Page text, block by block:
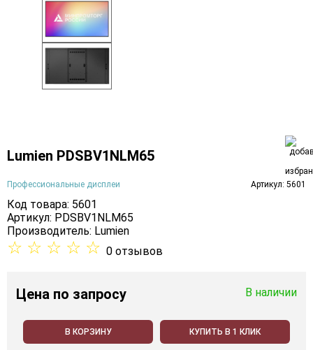
Lumien PDSBV1NLM65
Профессиональные дисплеи Артикул: 5601
Код товара: 5601
Артикул: PDSBV1NLM65
Производитель: Lumien
☆ ☆ ☆ ☆ ☆ 0 отзывов
Цена по запросу В наличии
В КОРЗИНУ КУПИТЬ В 1 КЛИК